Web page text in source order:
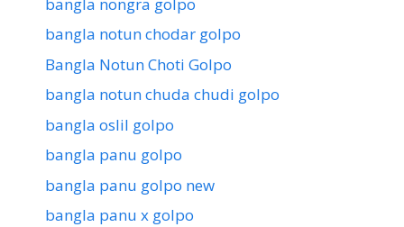
bangla notun chodar golpo
Bangla Notun Choti Golpo
bangla notun chuda chudi golpo
bangla oslil golpo
bangla panu golpo
bangla panu golpo new
bangla panu x golpo